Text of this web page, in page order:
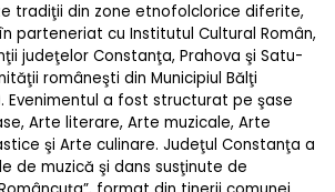
tradiţii din zone etnofolclorice diferite,
parteneriat cu Institutul Cultural Român,
judeţelor Constanţa, Prahova şi Satu-
româneşti din Municipiul Bălţi
Evenimentul a fost structurat pe şase
Arte literare, Arte muzicale, Arte
şi Arte culinare. Judeţul Constanţa a
de muzică şi dans susţinute de